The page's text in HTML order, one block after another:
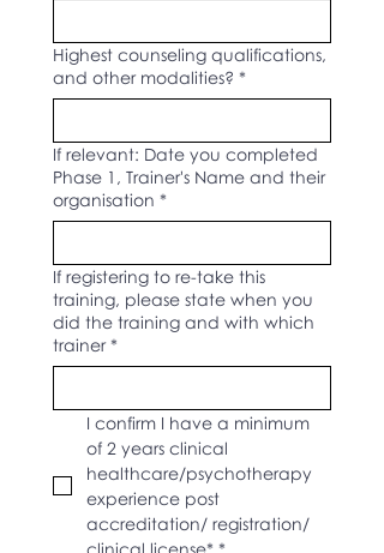
Highest counseling qualifications,
and other modalities? *
If relevant: Date you completed
Phase 1, Trainer's Name and their
organisation *
If registering to re-take this
training, please state when you
did the training and with which
trainer *
I confirm I have a minimum
of 2 years clinical
healthcare/psychotherapy
experience post
accreditation/ registration/
clinical license* *